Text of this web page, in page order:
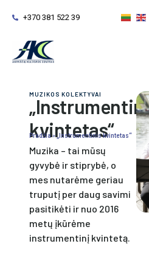
+370 381 522 39
MUZIKOS KOLEKTYVAI
kvintetas“
Pradžia»„Instrumentinis kvintetas“
Muzika – tai mūsų
gyvybė ir stiprybė, o
mes nutarėme geriau
truputį per daug savimi
pasitikėti ir nuo 2016
metų įkūrėme
instrumentinį kvintetą.